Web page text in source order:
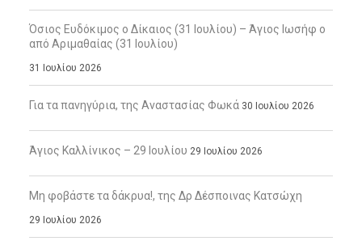
Όσιος Ευδόκιμος ο Δίκαιος (31 Ιουλίου) – Άγιος Ιωσήφ ο
από Αριμαθαίας (31 Ιουλίου)
31 Ιουλίου 2026
Για τα πανηγύρια, της Αναστασίας Φωκά 30 Ιουλίου 2026
Άγιος Καλλίνικος – 29 Ιουλίου 29 Ιουλίου 2026
Μη φοβάστε τα δάκρυα!, της Δρ Δέσποινας Κατσώχη
29 Ιουλίου 2026